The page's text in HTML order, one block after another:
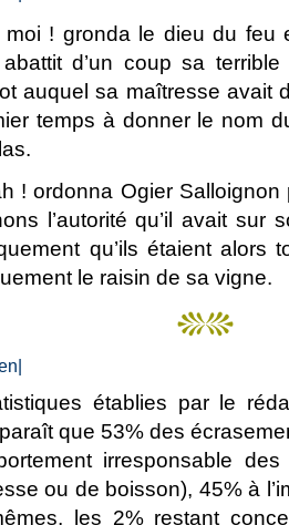
moi ! gronda le dieu du feu
d’un coup sa
auquel sa maîtresse avait
temps à donner le nom
! ordonna Ogier Salloignon
l’autorité qu’il avait sur
qu’ils étaient alors
le raisin de sa vigne.
établies par le
que 53% des
irresponsable des
ou de boisson), 45% à
les 2% restant